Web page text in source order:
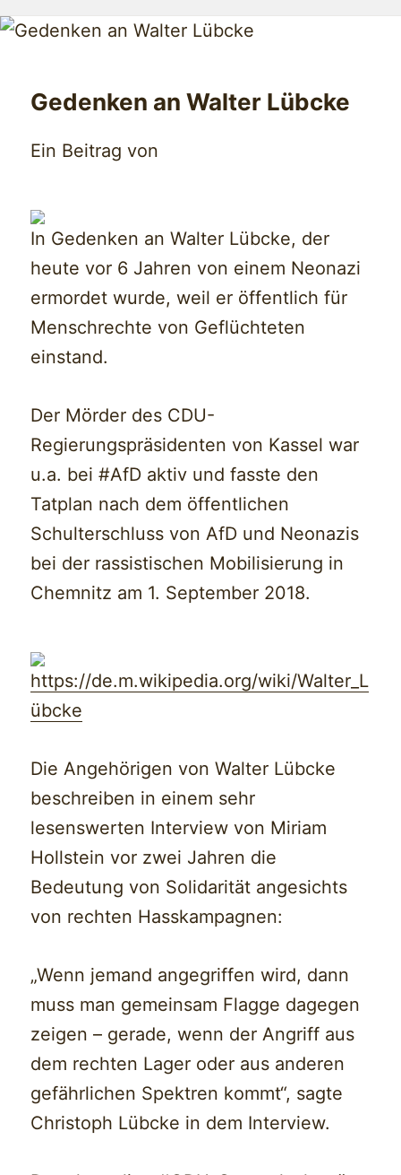
Gedenken an Walter Lübcke
Ein Beitrag von
In Gedenken an Walter Lübcke, der
heute vor 6 Jahren von einem Neonazi
ermordet wurde, weil er öffentlich für
Menschrechte von Geflüchteten
einstand.
Der Mörder des CDU-
Regierungspräsidenten von Kassel war
u.a. bei #AfD aktiv und fasste den
Tatplan nach dem öffentlichen
Schulterschluss von AfD und Neonazis
bei der rassistischen Mobilisierung in
Chemnitz am 1. September 2018.
https://de.m.wikipedia.org/wiki/Walter_L
übcke
Die Angehörigen von Walter Lübcke
beschreiben in einem sehr
lesenswerten Interview von Miriam
Hollstein vor zwei Jahren die
Bedeutung von Solidarität angesichts
von rechten Hasskampagnen:
„Wenn jemand angegriffen wird, dann
muss man gemeinsam Flagge dagegen
zeigen – gerade, wenn der Angriff aus
dem rechten Lager oder aus anderen
gefährlichen Spektren kommt“, sagte
Christoph Lübcke in dem Interview.